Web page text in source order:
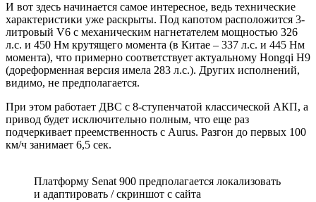
И вот здесь начинается самое интересное, ведь технические
характеристики уже раскрыты. Под капотом расположится 3-
литровый V6 с механическим нагнетателем мощностью 326
л.с. и 450 Нм крутящего момента (в Китае – 337 л.с. и 445 Нм
момента), что примерно соответствует актуальному Hongqi H9
(дореформенная версия имела 283 л.с.). Других исполнений,
видимо, не предполагается.
При этом работает ДВС с 8-ступенчатой классической АКП, а
привод будет исключительно полным, что еще раз
подчеркивает преемственность с Aurus. Разгон до первых 100
км/ч занимает 6,5 сек.
Платформу Senat 900 предполагается локализовать
и адаптировать / скриншот с сайта